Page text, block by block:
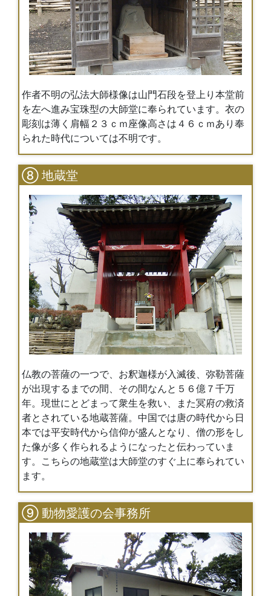
作者不明の弘法大師様像は山門石段を登上り本堂前
を左へ進み宝珠型の大師堂に奉られています。衣の
彫刻は薄く肩幅２３ｃｍ座像高さは４６ｃｍあり奉
られた時代については不明です。
⑧ 地蔵堂
仏教の菩薩の一つで、お釈迦様が入滅後、弥勒菩薩
が出現するまでの間、その間なんと５６億７千万
年。現世にとどまって衆生を救い、また冥府の救済
者とされている地蔵菩薩。中国では唐の時代から日
本では平安時代から信仰が盛んとなり、僧の形をし
た像が多く作られるようになったと伝わっていま
す。こちらの地蔵堂は大師堂のすぐ上に奉られてい
ます。
⑨ 動物愛護の会事務所